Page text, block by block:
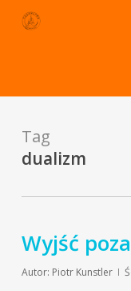
Skip
Tag
dualizm
Wyjść
Autor: Piotr Kunstler